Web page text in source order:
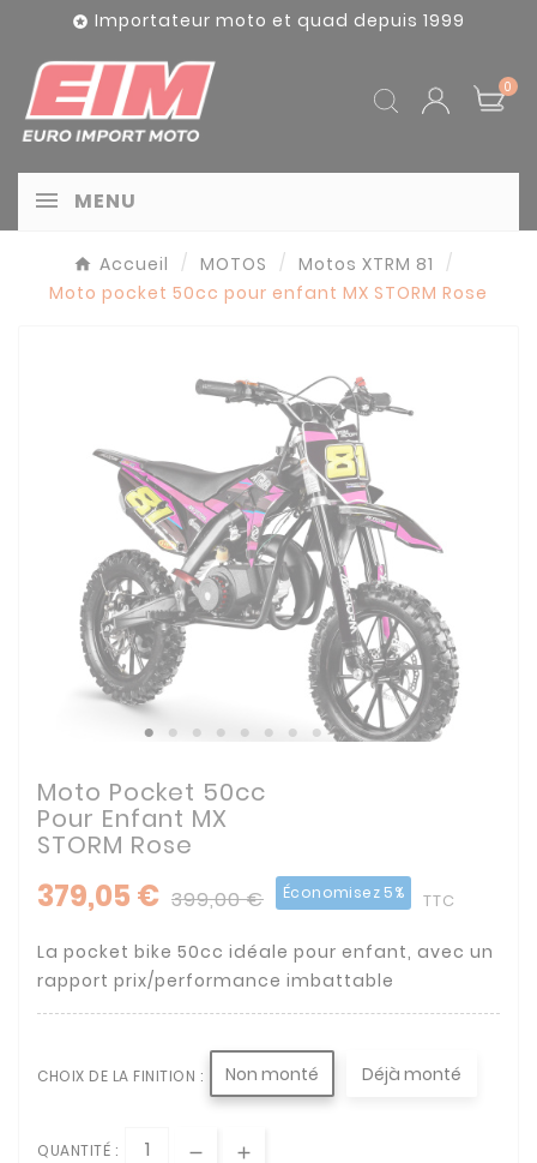
 Importateur moto et quad depuis 1999
0
MENU
Accueil MOTOS
Motos XTRM 81
Moto pocket 50cc pour enfant MX STORM Rose
Moto Pocket 50cc
Pour Enfant MX
STORM Rose
379,05 € 399,00 € Économisez 5% TTC
La pocket bike 50cc idéale pour enfant, avec un
rapport prix/performance imbattable
CHOIX DE LA FINITION : Non monté Déjà monté
QUANTITÉ :
Panneau de gestion des cookies